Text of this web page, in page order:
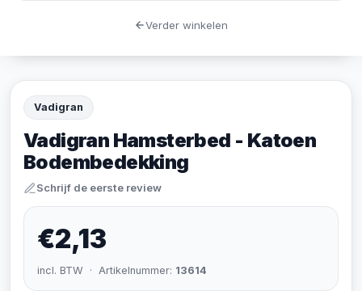
Vadigran
Vadigran Hamsterbed - Katoen
Bodembedekking
Schrijf de eerste review
€2,13
incl. BTW · Artikelnummer: 13614
Verder winkelen